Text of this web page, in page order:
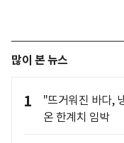
많이 본 뉴스
1
"뜨거워진 바다,
온 한계치 임박